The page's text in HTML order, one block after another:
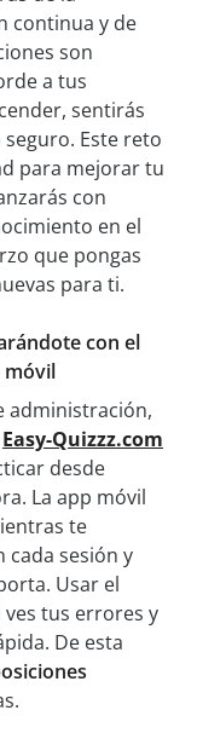
continua y de
son
a tus
sentirás
Este reto
para mejorar tu
con
en el
que pongas
para ti.
con el
móvil
administración,
Easy-Quizzz.com
desde
La app móvil
te
cada sesión y
Usar el
tus errores y
De esta